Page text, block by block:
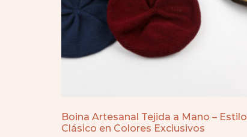
Boina Artesanal Tejida a Mano – Estilo
Clásico en Colores Exclusivos